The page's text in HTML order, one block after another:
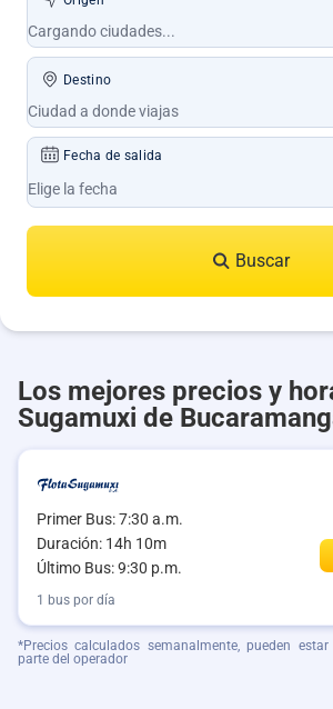
Destino
Fecha de salida
Buscar
Los mejores precios y
Sugamuxi de
Primer Bus: 7:30 a.m.
Duración: 14h 10m
Último Bus: 9:30 p.m.
1 bus por día
*Precios calculados semanalmente, pueden
parte del operador